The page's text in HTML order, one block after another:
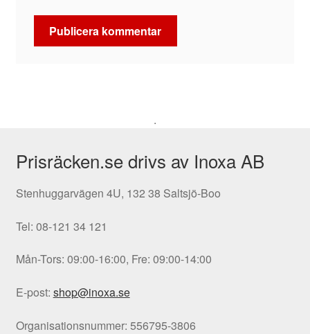
.
Prisräcken.se drivs av Inoxa AB
Stenhuggarvägen 4U, 132 38 Saltsjö-Boo
Tel: 08-121 34 121
Mån-Tors: 09:00-16:00, Fre: 09:00-14:00
E-post: shop@inoxa.se
Organisationsnummer: 556795-3806